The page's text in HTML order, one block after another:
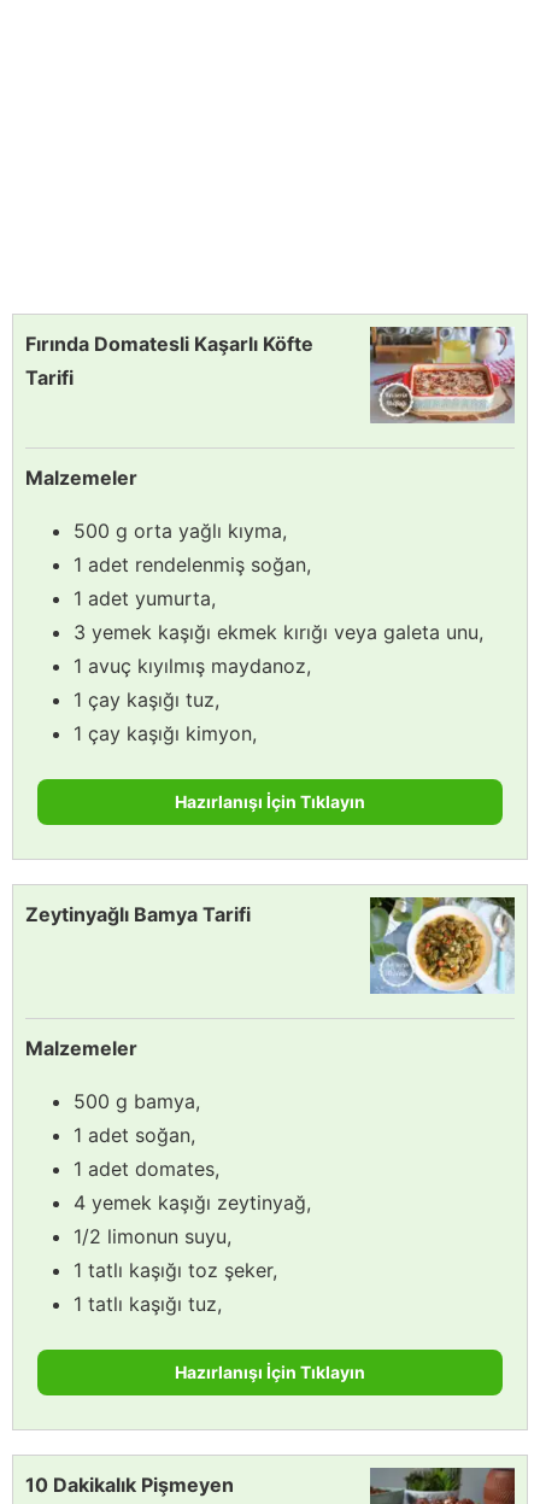
Fırında Domatesli Kaşarlı Köfte
Tarifi
Malzemeler
500 g orta yağlı kıyma,
1 adet rendelenmiş soğan,
1 adet yumurta,
3 yemek kaşığı ekmek kırığı veya galeta unu,
1 avuç kıyılmış maydanoz,
1 çay kaşığı tuz,
1 çay kaşığı kimyon,
Hazırlanışı İçin Tıklayın
Zeytinyağlı Bamya Tarifi
Malzemeler
500 g bamya,
1 adet soğan,
1 adet domates,
4 yemek kaşığı zeytinyağ,
1/2 limonun suyu,
1 tatlı kaşığı toz şeker,
1 tatlı kaşığı tuz,
Hazırlanışı İçin Tıklayın
10 Dakikalık Pişmeyen